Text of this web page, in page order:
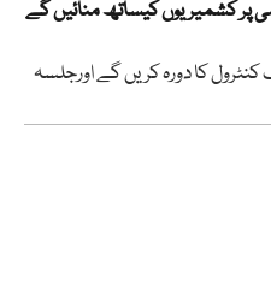
پر کشمیریوں کیساتھ منائیں گے
آف کنٹرول کا دورہ کریں گے اورجلسہ